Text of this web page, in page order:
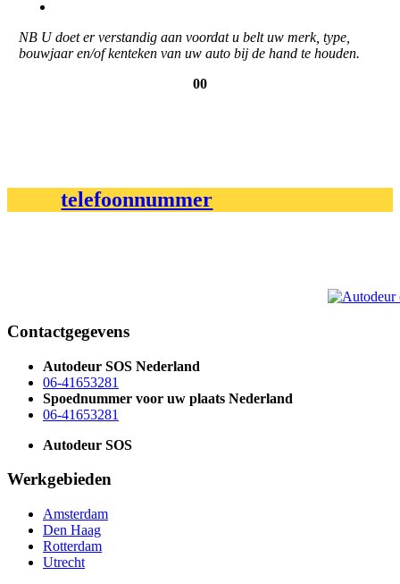
NB U doet er verstandig aan voordat u belt uw merk, type,
bouwjaar en/of kenteken van uw auto bij de hand te houden.
00
telefoonnummer
Contactgegevens
Autodeur SOS Nederland
06-41653281
Spoednummer voor uw plaats Nederland
06-41653281
Autodeur SOS
Werkgebieden
Amsterdam
Den Haag
Rotterdam
Utrecht